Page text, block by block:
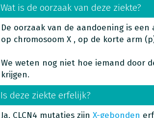
Wat is de oorzaak van deze ziekte?
De oorzaak van de aandoening is
op chromosoom X , op de korte arm
We weten nog niet hoe iemand door
krijgen.
Is deze ziekte erfelijk?
Ja, CLCN4 mutaties zijn X-gebonden